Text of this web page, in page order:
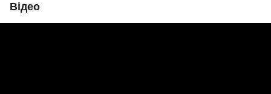
Відео